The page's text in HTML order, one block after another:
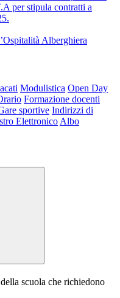
per stipula contratti a
Alberghiera
Modulistica Open Day
Formazione docenti
sportive Indirizzi di
Elettronico Albo
scuola che richiedono